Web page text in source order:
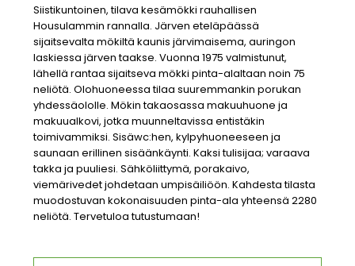
Siistikuntoinen, tilava kesämökki rauhallisen
Housulammin rannalla. Järven eteläpäässä
sijaitsevalta mökiltä kaunis järvimaisema, auringon
laskiessa järven taakse. Vuonna 1975 valmistunut,
lähellä rantaa sijaitseva mökki pinta-alaltaan noin 75
neliötä. Olohuoneessa tilaa suuremmankin porukan
yhdessäololle. Mökin takaosassa makuuhuone ja
makuualkovi, jotka muunneltavissa entistäkin
toimivammiksi. Sisäwc:hen, kylpyhuoneeseen ja
saunaan erillinen sisäänkäynti. Kaksi tulisijaa; varaava
takka ja puuliesi. Sähköliittymä, porakaivo,
viemärivedet johdetaan umpisäiliöön. Kahdesta tilasta
muodostuvan kokonaisuuden pinta-ala yhteensä 2280
neliötä. Tervetuloa tutustumaan!